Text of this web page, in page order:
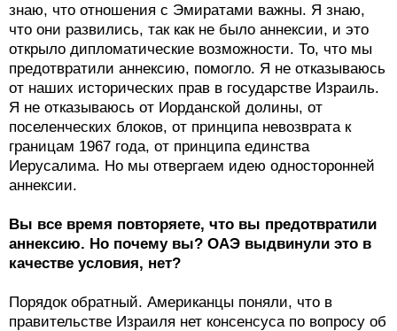
знаю, что отношения с Эмиратами важны. Я знаю,
что они развились, так как не было аннексии, и это
открыло дипломатические возможности. То, что мы
предотвратили аннексию, помогло. Я не отказываюсь
от наших исторических прав в государстве Израиль.
Я не отказываюсь от Иорданской долины, от
поселенческих блоков, от принципа невозврата к
границам 1967 года, от принципа единства
Иерусалима. Но мы отвергаем идею односторонней
аннексии.
Вы все время повторяете, что вы предотвратили
аннексию. Но почему вы? ОАЭ выдвинули это в
качестве условия, нет?
Порядок обратный. Американцы поняли, что в
правительстве Израиля нет консенсуса по вопросу об